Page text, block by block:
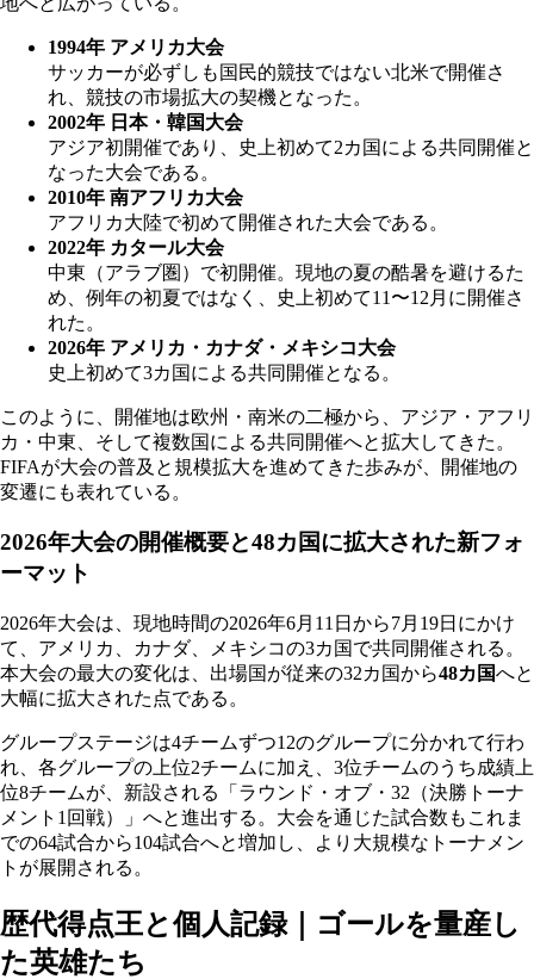
1994年 アメリカ大会
サッカーが必ずしも国民的競技ではない北米で開催さ
れ、競技の市場拡大の契機となった。
2002年 日本・韓国大会
アジア初開催であり、史上初めて2カ国による共同開催と
なった大会である。
2010年 南アフリカ大会
アフリカ大陸で初めて開催された大会である。
2022年 カタール大会
中東（アラブ圏）で初開催。現地の夏の酷暑を避けるた
め、例年の初夏ではなく、史上初めて11〜12月に開催さ
れた。
2026年 アメリカ・カナダ・メキシコ大会
史上初めて3カ国による共同開催となる。
このように、開催地は欧州・南米の二極から、アジア・アフリ
カ・中東、そして複数国による共同開催へと拡大してきた。
FIFAが大会の普及と規模拡大を進めてきた歩みが、開催地の
変遷にも表れている。
2026年大会の開催概要と48カ国に拡大された新フォ
ーマット
2026年大会は、現地時間の2026年6月11日から7月19日にかけ
て、アメリカ、カナダ、メキシコの3カ国で共同開催される。
本大会の最大の変化は、出場国が従来の32カ国から48カ国へと
大幅に拡大された点である。
グループステージは4チームずつ12のグループに分かれて行わ
れ、各グループの上位2チームに加え、3位チームのうち成績上
位8チームが、新設される「ラウンド・オブ・32（決勝トーナ
メント1回戦）」へと進出する。大会を通じた試合数もこれま
での64試合から104試合へと増加し、より大規模なトーナメン
トが展開される。
歴代得点王と個人記録｜ゴールを量産し
た英雄たち